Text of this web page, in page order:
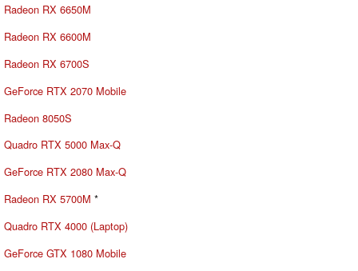
Radeon RX 6650M
Radeon RX 6600M
Radeon RX 6700S
GeForce RTX 2070 Mobile
Radeon 8050S
Quadro RTX 5000 Max-Q
GeForce RTX 2080 Max-Q
Radeon RX 5700M *
Quadro RTX 4000 (Laptop)
GeForce GTX 1080 Mobile